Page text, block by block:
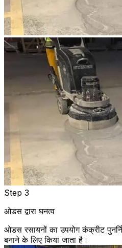
Step 3
ओडस द्वारा घनत्व
ओडस रसायनों का उपयोग कंक्रीट
बनाने के लिए किया जाता है।